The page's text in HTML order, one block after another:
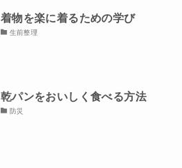
着物を楽に着るための学び
生前整理
乾パンをおいしく食べる方法
防災